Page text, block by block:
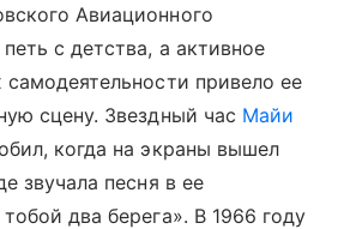
Авиационного
с детства, а активное
привело ее
сцену. Звездный час Майи
когда на экраны вышел
звучала песня в ее
два берега». В 1966 году